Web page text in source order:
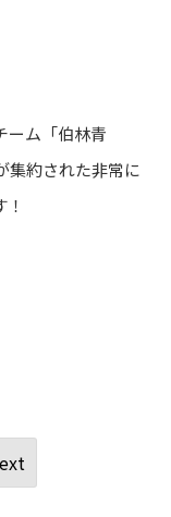
ーム「伯林青
集約された非常に